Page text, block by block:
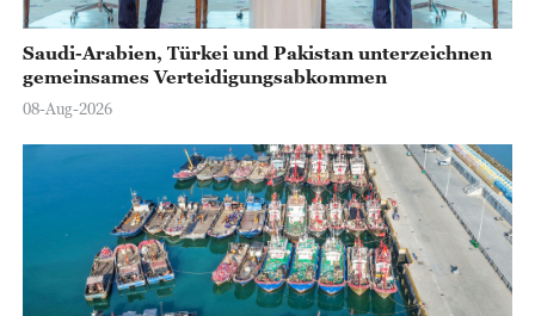
Saudi-Arabien, Türkei und Pakistan unterzeichnen
gemeinsames Verteidigungsabkommen
08-Aug-2026